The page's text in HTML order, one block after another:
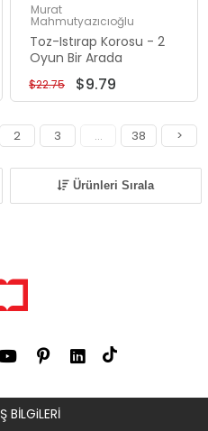
Murat
Mahmutyazıcıoğlu
Toz-Istırap Korosu - 2
Oyun Bir Arada
$9.79
$22.75
2 3 ... 38 >
Ürünleri Sırala
BİLGiLERİ